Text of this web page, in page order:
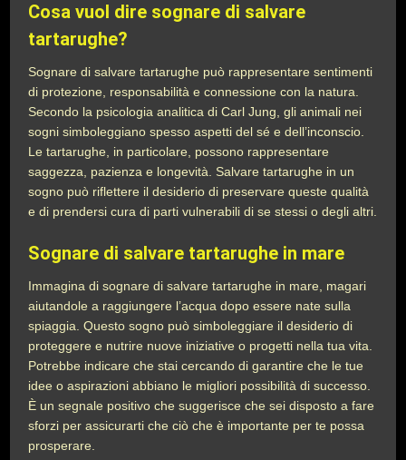
Cosa vuol dire sognare di salvare
tartarughe?
Sognare di salvare tartarughe può rappresentare sentimenti
di protezione, responsabilità e connessione con la natura.
Secondo la psicologia analitica di Carl Jung, gli animali nei
sogni simboleggiano spesso aspetti del sé e dell’inconscio.
Le tartarughe, in particolare, possono rappresentare
saggezza, pazienza e longevità. Salvare tartarughe in un
sogno può riflettere il desiderio di preservare queste qualità
e di prendersi cura di parti vulnerabili di se stessi o degli altri.
Sognare di salvare tartarughe in mare
Immagina di sognare di salvare tartarughe in mare, magari
aiutandole a raggiungere l’acqua dopo essere nate sulla
spiaggia. Questo sogno può simboleggiare il desiderio di
proteggere e nutrire nuove iniziative o progetti nella tua vita.
Potrebbe indicare che stai cercando di garantire che le tue
idee o aspirazioni abbiano le migliori possibilità di successo.
È un segnale positivo che suggerisce che sei disposto a fare
sforzi per assicurarti che ciò che è importante per te possa
prosperare.